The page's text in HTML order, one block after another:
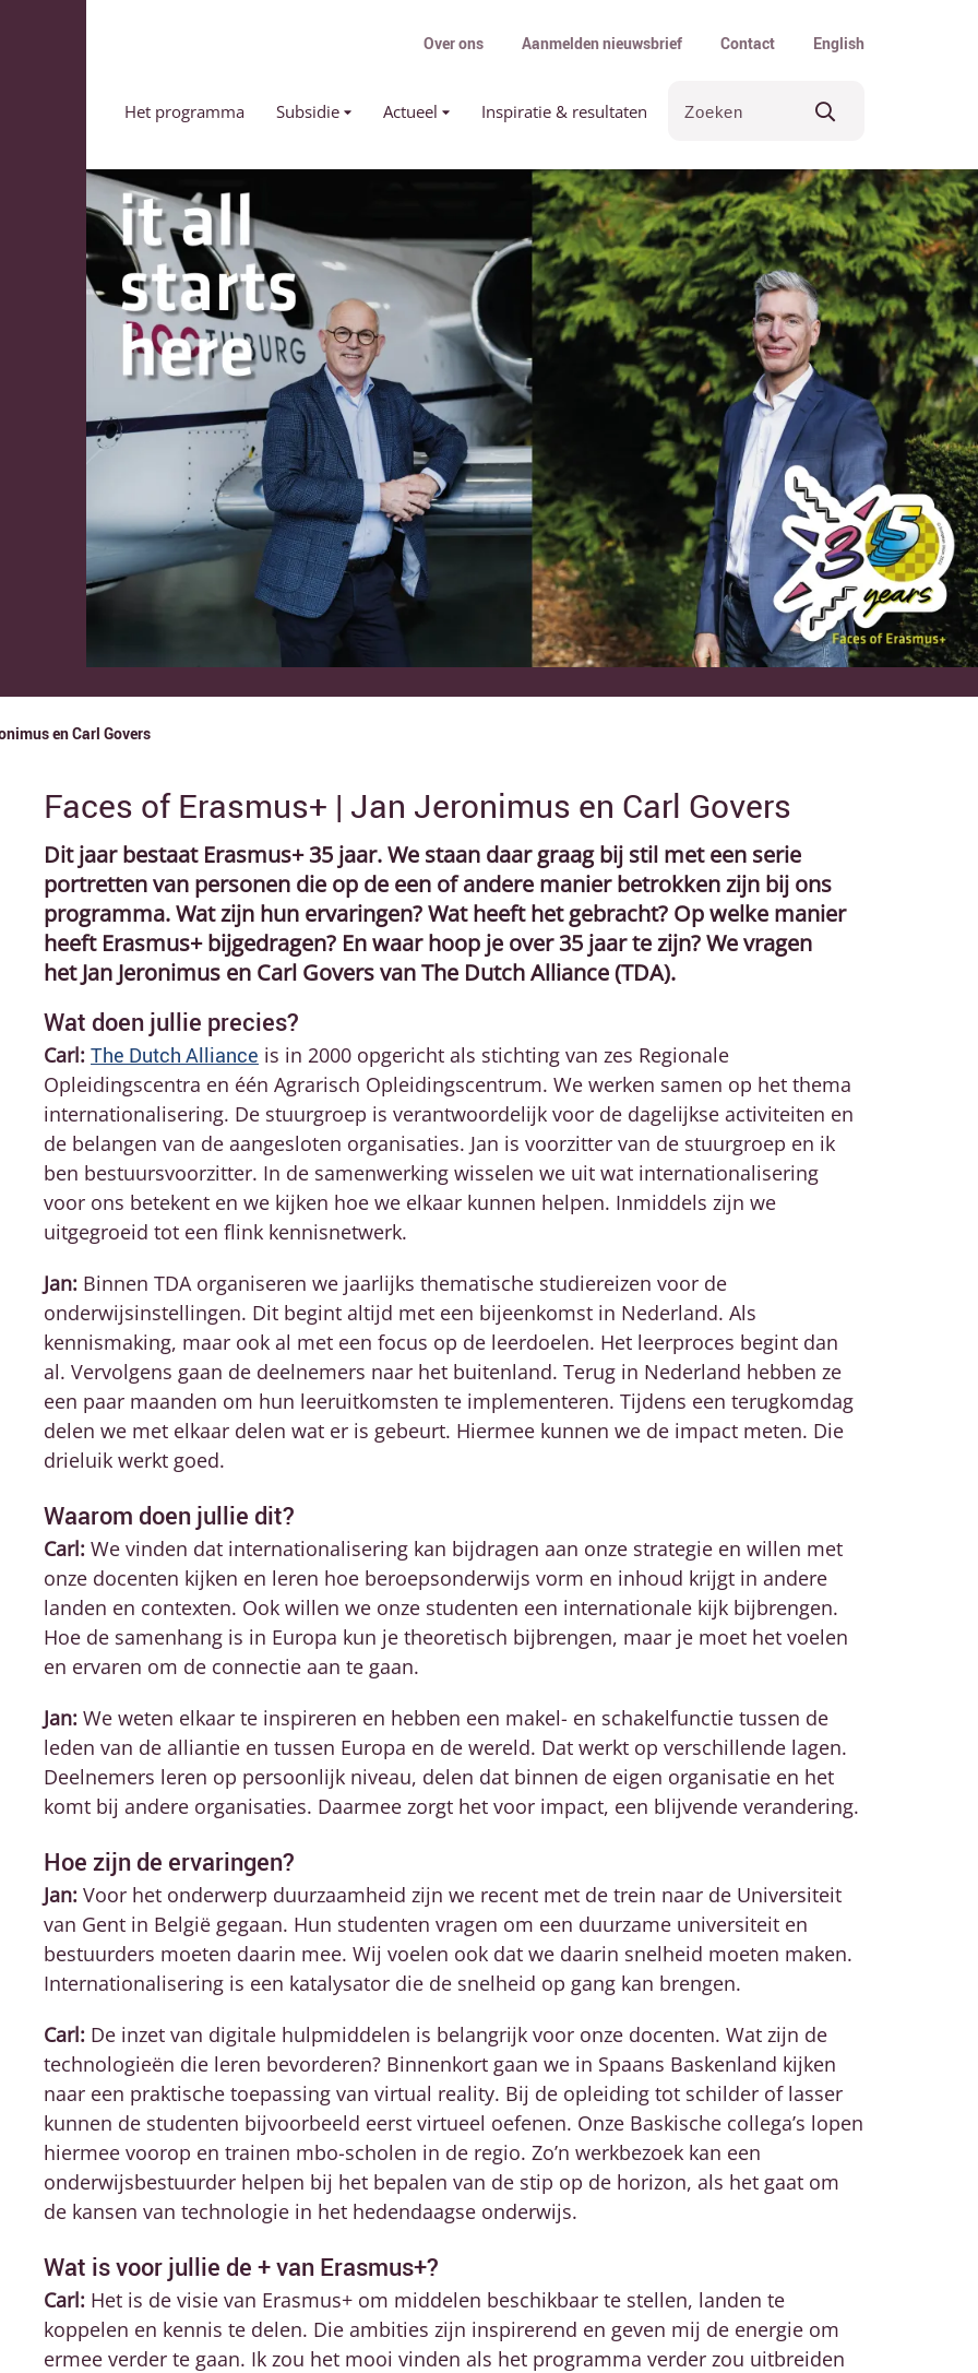
Primair menu
Over ons Aanmelden nieuwsbrief Contact English
Het programma Subsidie Actueel Inspiratie & resultaten
en Carl Govers
Faces of Erasmus+ | Jan Jeronimus en Carl Govers
Dit jaar bestaat Erasmus+ 35 jaar. We staan daar graag bij stil met een serie
portretten van personen die op de een of andere manier betrokken zijn bij ons
programma. Wat zijn hun ervaringen? Wat heeft het gebracht? Op welke manier
heeft Erasmus+ bijgedragen? En waar hoop je over 35 jaar te zijn? We vragen
het Jan Jeronimus en Carl Govers van The Dutch Alliance (TDA).
Wat doen jullie precies?
Carl: The Dutch Alliance is in 2000 opgericht als stichting van zes Regionale
Opleidingscentra en één Agrarisch Opleidingscentrum. We werken samen op het thema
internationalisering. De stuurgroep is verantwoordelijk voor de dagelijkse activiteiten en
de belangen van de aangesloten organisaties. Jan is voorzitter van de stuurgroep en ik
ben bestuursvoorzitter. In de samenwerking wisselen we uit wat internationalisering
voor ons betekent en we kijken hoe we elkaar kunnen helpen. Inmiddels zijn we
uitgegroeid tot een flink kennisnetwerk.
Jan: Binnen TDA organiseren we jaarlijks thematische studiereizen voor de
onderwijsinstellingen. Dit begint altijd met een bijeenkomst in Nederland. Als
kennismaking, maar ook al met een focus op de leerdoelen. Het leerproces begint dan
al. Vervolgens gaan de deelnemers naar het buitenland. Terug in Nederland hebben ze
een paar maanden om hun leeruitkomsten te implementeren. Tijdens een terugkomdag
delen we met elkaar delen wat er is gebeurt. Hiermee kunnen we de impact meten. Die
drieluik werkt goed.
Waarom doen jullie dit?
Carl: We vinden dat internationalisering kan bijdragen aan onze strategie en willen met
onze docenten kijken en leren hoe beroepsonderwijs vorm en inhoud krijgt in andere
landen en contexten. Ook willen we onze studenten een internationale kijk bijbrengen.
Hoe de samenhang is in Europa kun je theoretisch bijbrengen, maar je moet het voelen
en ervaren om de connectie aan te gaan.
Jan: We weten elkaar te inspireren en hebben een makel- en schakelfunctie tussen de
leden van de alliantie en tussen Europa en de wereld. Dat werkt op verschillende lagen.
Deelnemers leren op persoonlijk niveau, delen dat binnen de eigen organisatie en het
komt bij andere organisaties. Daarmee zorgt het voor impact, een blijvende verandering.
Hoe zijn de ervaringen?
Jan: Voor het onderwerp duurzaamheid zijn we recent met de trein naar de Universiteit
van Gent in België gegaan. Hun studenten vragen om een duurzame universiteit en
bestuurders moeten daarin mee. Wij voelen ook dat we daarin snelheid moeten maken.
Internationalisering is een katalysator die de snelheid op gang kan brengen.
Carl: De inzet van digitale hulpmiddelen is belangrijk voor onze docenten. Wat zijn de
technologieën die leren bevorderen? Binnenkort gaan we in Spaans Baskenland kijken
naar een praktische toepassing van virtual reality. Bij de opleiding tot schilder of lasser
kunnen de studenten bijvoorbeeld eerst virtueel oefenen. Onze Baskische collega’s lopen
hiermee voorop en trainen mbo-scholen in de regio. Zo’n werkbezoek kan een
onderwijsbestuurder helpen bij het bepalen van de stip op de horizon, als het gaat om
de kansen van technologie in het hedendaagse onderwijs.
Wat is voor jullie de + van Erasmus+?
Carl: Het is de visie van Erasmus+ om middelen beschikbaar te stellen, landen te
koppelen en kennis te delen. Die ambities zijn inspirerend en geven mij de energie om
ermee verder te gaan. Ik zou het mooi vinden als het programma verder zou uitbreiden